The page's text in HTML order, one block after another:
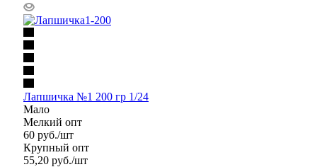
Лапшичка №1 200 гр 1/24
Мало
Мелкий опт
60 руб./шт
Крупный опт
55,20 руб./шт